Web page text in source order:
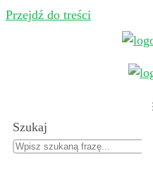
Przejdź do treści
Szukaj